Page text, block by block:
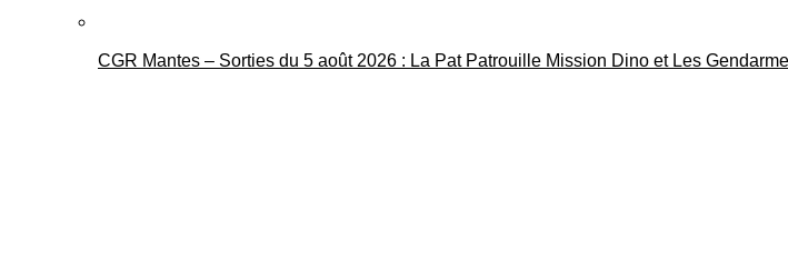
CGR Mantes – Sorties du 5 août 2026 : La Pat Patrouille Mission Dino et Les